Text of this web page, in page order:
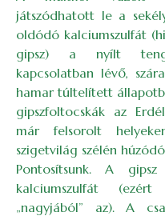
játszódhatott le a
oldódó kalciumszulfát
gipsz) a nyílt
kapcsolatban lévő,
hamar túltelített
gipszfoltocskák az
már felsorolt
szigetvilág szélén
Pontosítsunk. A
kalciumszulfát
„nagyjából” az). A